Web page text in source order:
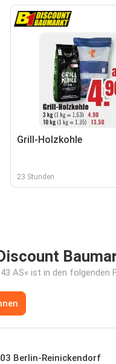
Grill-Holzkohle
23 Stunden
AS« ist in den
Berlin-Reinickendorf